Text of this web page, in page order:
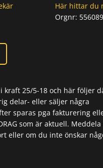
Här hittar du
Orgnr:
i kraft 25/5-18 och här följer
delar- eller säljer några
sparas pga fakturering
som är aktuell.
eller om du inte önskar